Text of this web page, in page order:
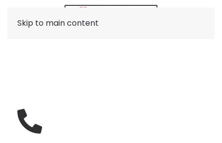
Skip to main content